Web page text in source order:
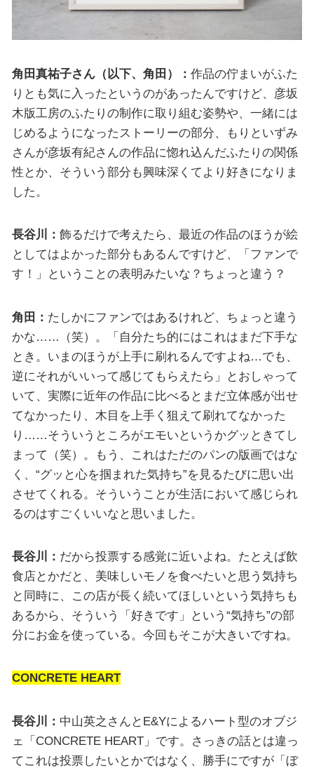
角田真祐子さん（以下、角田）： 作品の佇まいがふた
りとも気に入ったというのがあったんですけど、彦坂
木版工房のふたりの制作に取り組む姿勢や、一緒には
じめるようになったストーリーの部分、もりといずみ
さんが彦坂有紀さんの作品に惚れ込んだふたりの関係
性とか、そういう部分も興味深くてより好きになりま
した。
長谷川： 飾るだけで考えたら、最近の作品のほうが絵
としてはよかった部分もあるんですけど、「ファンで
す！」ということの表明みたいな？ちょっと違う？
角田： たしかにファンではあるけれど、ちょっと違う
かな……（笑）。「自分たち的にはこれはまだ下手な
とき。いまのほうが上手に刷れるんですよね…でも、
逆にそれがいいって感じてもらえたら」とおしゃって
いて、実際に近年の作品に比べるとまだ立体感が出せ
てなかったり、木目を上手く狙えて刷れてなかった
り……そういうところがエモいというかグッときてし
まって（笑）。もう、これはただのパンの版画ではな
く、“グッと心を掴まれた気持ち”を見るたびに思い出
させてくれる。そういうことが生活において感じられ
るのはすごくいいなと思いました。
長谷川： だから投票する感覚に近いよね。たとえば飲
食店とかだと、美味しいモノを食べたいと思う気持ち
と同時に、この店が長く続いてほしいという気持ちも
あるから、そういう「好きです」という“気持ち”の部
分にお金を使っている。今回もそこが大きいですね。
CONCRETE HEART
長谷川： 中山英之さんとE&Yによるハート型のオブジ
ェ「CONCRETE HEART」です。さっきの話とは違っ
てこれは投票したいとかではなく、勝手にですが「ぼ